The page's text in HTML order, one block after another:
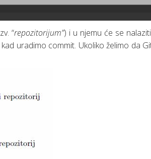
“repozitorijum”) i u njemu će se
uradimo commit. Ukoliko želimo da